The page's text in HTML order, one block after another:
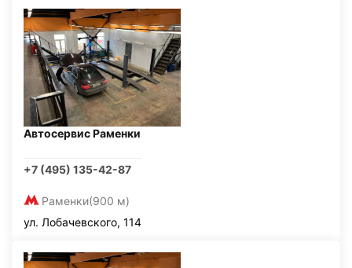
Автосервис Раменки
+7 (495) 135-42-87
Раменки(900 м)
ул. Лобачевского, 114